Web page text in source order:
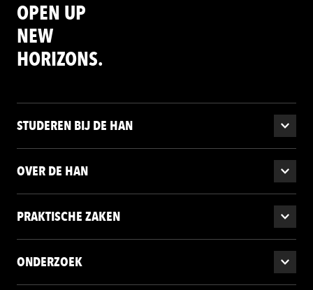
OPEN UP
NEW
HORIZONS.
STUDEREN BIJ DE HAN
OVER DE HAN
PRAKTISCHE ZAKEN
ONDERZOEK